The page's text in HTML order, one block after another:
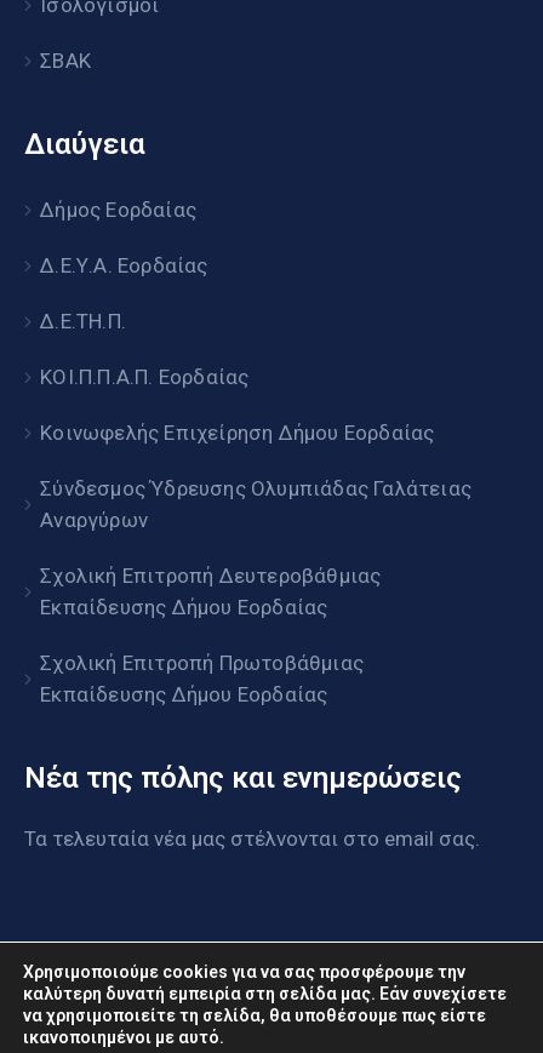
Ισολογισμοί
ΣΒΑΚ
Διαύγεια
Δήμος Εορδαίας
Δ.Ε.Υ.Α. Εορδαίας
Δ.Ε.ΤΗ.Π.
ΚΟΙ.Π.Π.Α.Π. Εορδαίας
Κοινωφελής Επιχείρηση Δήμου Εορδαίας
Σύνδεσμος Ύδρευσης Ολυμπιάδας Γαλάτειας
Αναργύρων
Σχολική Επιτροπή Δευτεροβάθμιας
Εκπαίδευσης Δήμου Εορδαίας
Σχολική Επιτροπή Πρωτοβάθμιας
Εκπαίδευσης Δήμου Εορδαίας
Νέα της πόλης και ενημερώσεις
Τα τελευταία νέα μας στέλνονται στο email σας.
www.eordaia.gov.gr © 2022. Με επιφύλαξη παντός
Χρησιμοποιούμε cookies για να σας προσφέρουμε την
καλύτερη δυνατή εμπειρία στη σελίδα μας. Εάν συνεχίσετε
να χρησιμοποιείτε τη σελίδα, θα υποθέσουμε πως είστε
ικανοποιημένοι με αυτό.